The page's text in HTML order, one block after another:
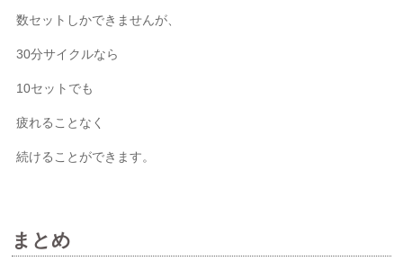
数セットしかできませんが、
30分サイクルなら
10セットでも
疲れることなく
続けることができます。
まとめ